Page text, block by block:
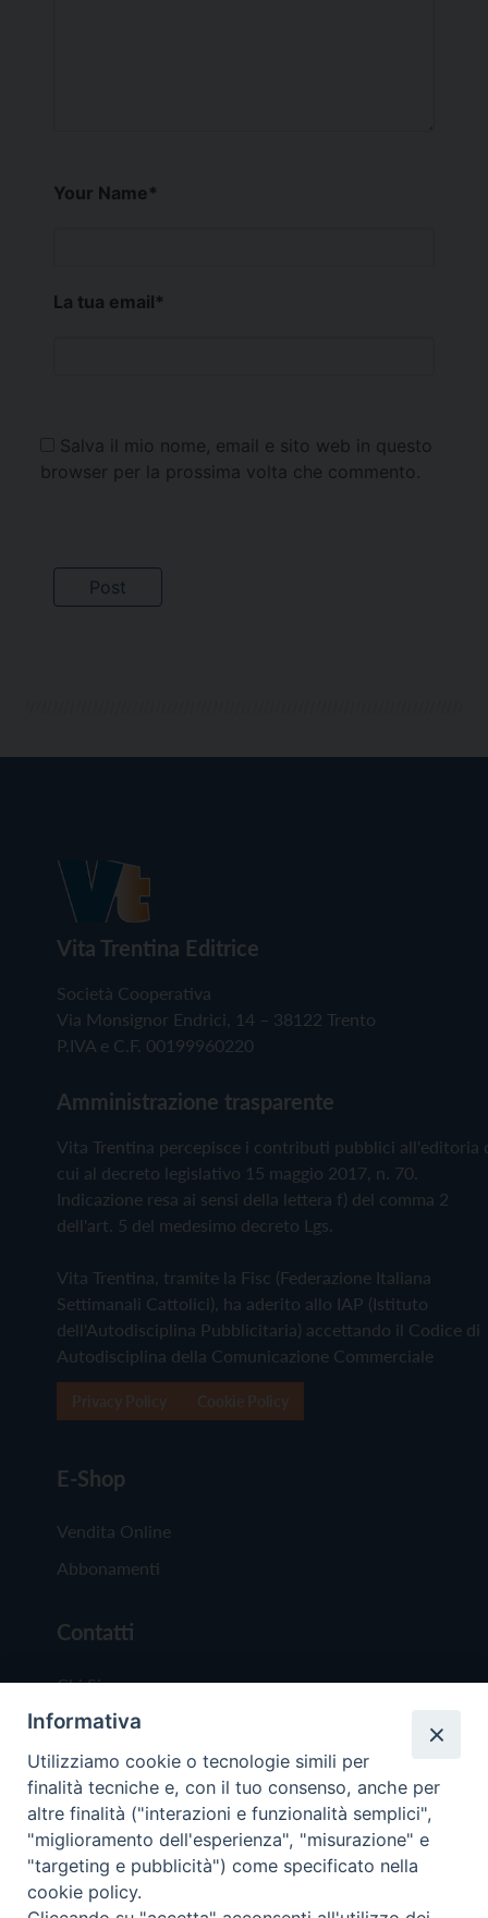
Your Name*
La tua email*
Salva il mio nome, email e sito web in questo
browser per la prossima volta che commento.
Vita Trentina Editrice
Società Cooperativa
Via Monsignor Endrici, 14 – 38122 Trento
P.IVA e C.F. 00199960220
Amministrazione trasparente
Vita Trentina percepisce i contributi pubblici all'editoria
cui al decreto legislativo 15 maggio 2017, n. 70.
Indicazione resa ai sensi della lettera f) del comma 2
dell'art. 5 del medesimo decreto Lgs.
Vita Trentina, tramite la Fisc (Federazione Italiana
Settimanali Cattolici), ha aderito allo IAP (Istituto
dell'Autodisciplina Pubblicitaria) accettando il Codice di
Autodisciplina della Comunicazione Commerciale
E-Shop
Vendita Online
Abbonamenti
Contatti
Chi Siamo
Redazione
Scrivici
Copyright © 2019 - Tutti i diritti riservati - Vita
Informativa
Utilizziamo cookie o tecnologie simili per
finalità tecniche e, con il tuo consenso, anche per
altre finalità ("interazioni e funzionalità semplici",
"miglioramento dell'esperienza", "misurazione" e
"targeting e pubblicità") come specificato nella
cookie policy.